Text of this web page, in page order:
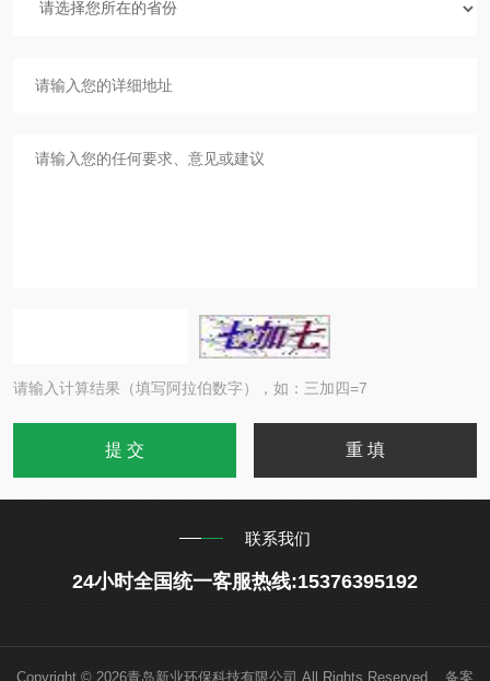
请输入计算结果（填写阿拉伯数字），如：三加四=7
联系我们
24小时全国统一客服热线:15376395192
Copyright © 2026青岛新业环保科技有限公司 All Rights Reserved 备案